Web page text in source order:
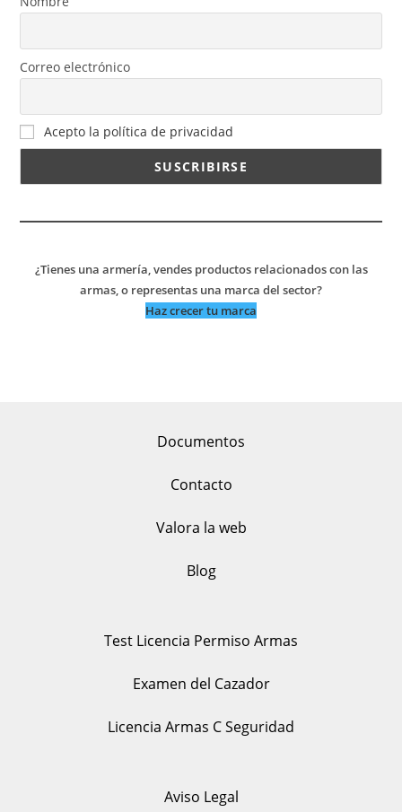
Correo electrónico
Acepto la política de privacidad
¿Tienes una armería, vendes productos relacionados con las
armas, o representas una marca del sector?
Haz crecer tu marca
Documentos
Contacto
Valora la web
Blog
Test Licencia Permiso Armas
Examen del Cazador
Licencia Armas C Seguridad
Aviso Legal